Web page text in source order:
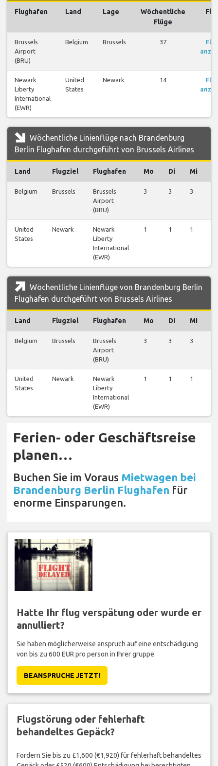
Flughafen Land Lage
Wöchentliche
Flüge
Brussels
Airport
(BRU)
Belgium Brussels 37
Newark
Liberty
International
(EWR)
United
States
Newark 14
Wöchentliche Linienflüge nach Brandenburg
Berlin Flughafen durchgeführt von Brussels Airlines
Land Flugziel Flughafen Mo Di Mi
Belgium Brussels
Brussels
Airport
(BRU)
3 3 3
United
States
Newark
Newark
Liberty
International
(EWR)
1 1 1
Wöchentliche Linienflüge von Brandenburg Berlin
Flughafen durchgeführt von Brussels Airlines
Land Flugziel Flughafen Mo Di Mi
Belgium Brussels
Brussels
Airport
(BRU)
3 3 3
United
States
Newark
Newark
Liberty
International
(EWR)
1 1 1
Ferien- oder Geschäftsreise
planen…
Buchen Sie im Voraus Mietwagen bei
Brandenburg Berlin Flughafen für
enorme Einsparungen.
Hatte Ihr flug verspätung oder wurde er
annulliert?
Sie haben möglicherweise anspruch auf eine entschädigung
von bis zu 600 EUR pro person in Ihrer gruppe.
BEANSPRUCHE JETZT!
Flugstörung oder fehlerhaft
behandeltes Gepäck?
Fordern Sie bis zu £1,600 (€1,920) für fehlerhaft behandeltes